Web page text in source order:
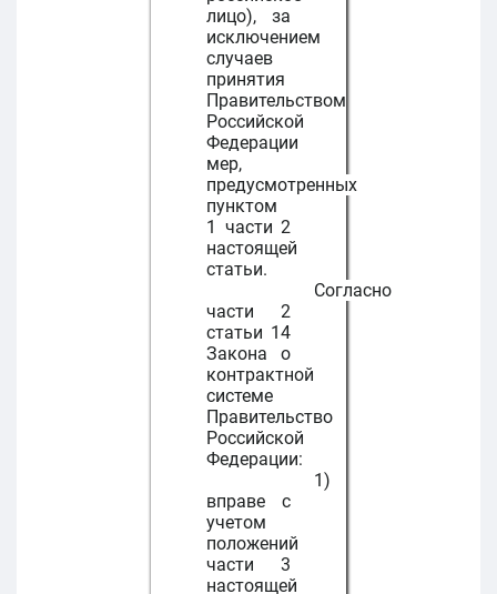
лицо), за
исключением
случаев
принятия
Правительством
Российской
Федерации
мер,
предусмотренных
пунктом
1 части 2
настоящей
статьи.
Согласно
части 2
статьи 14
Закона о
контрактной
системе
Правительство
Российской
Федерации:
1)
вправе с
учетом
положений
части 3
настоящей